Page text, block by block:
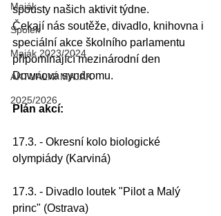
Maják
Spolek
Maják 2023/2024
AKTUÁLNÍ MAJÁK
2025/2026
spousty našich aktivit týdne.
Čekají nás soutěže, divadlo, knihovna i
speciální akce školního parlamentu
připomínající mezinárodní den
Downova syndromu.
Plán akcí:
17.3. - Okresní kolo biologické
olympiády (Karviná)
17.3. - Divadlo loutek "Pilot a Malý
princ" (Ostrava)